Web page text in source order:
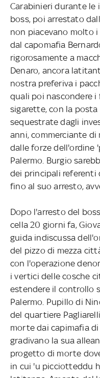
Carabinieri durante le
boss, poi arrestato
non piacevano molto
dal capomafia
rigorosamente a
Denaro, ancora
nostra preferiva i
quali poi nascondere
sigarette, con la
sequestrate dagli
anni, commerciante
dalle forze dell'ordine
Palermo. Burgio
dei principali referenti
fino al suo arresto,
Dopo l'arresto del
cella 20 giorni fa,
guida indiscussa
del pizzo di mezza
con l'operazione
i vertici delle cosche
estendere il controllo
Palermo. Pupillo di
del quartiere
morte dai capimafia
gradivano la sua
progetto di morte
in cui 'u picciotteddu